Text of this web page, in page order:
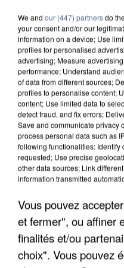
7 août 2026
Un second cadre de
Algérie
Un cofondateur du
quelques jours plus tôt.
We and our (447) partnersdo
your consent and/or our
information on a device; Use
profiles for personalised
advertising; Measure
performance; Understand
of data from different sources;
profiles to personalise content;
content; Use limited data to
detect fraud, and fix errors;
Save and communicate privacy
process personal data such as
following functionalities:
requested; Use precise
other data sources; Link
information transmitted
Vous pouvez
et fermer", ou affiner
finalités et/ou
choix". Vous pouvez